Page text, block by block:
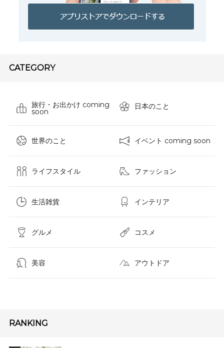
CATEGORY
旅行・お出かけ coming
soon
日本のこと
世界のこと イベント coming soon
ライフスタイル ファッション
生活雑貨 インテリア
グルメ コスメ​
美容 アウトドア
RANKING